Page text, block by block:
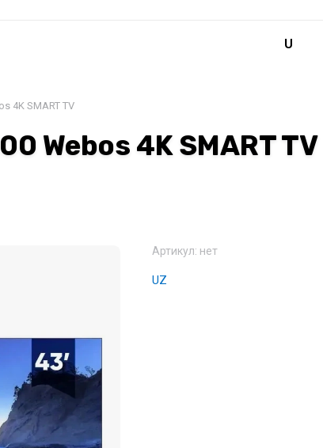
U
4K SMART TV
Webos 4K SMART TV
Артикул: нет
UZ